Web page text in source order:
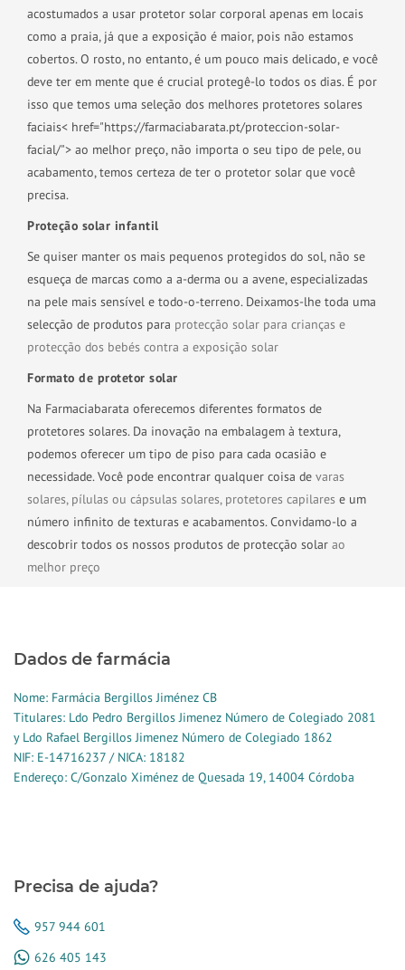
acostumados a usar protetor solar corporal apenas em locais
como a praia, já que a exposição é maior, pois não estamos
cobertos. O rosto, no entanto, é um pouco mais delicado, e você
deve ter em mente que é crucial protegê-lo todos os dias. É por
isso que temos uma seleção dos melhores protetores solares
faciais< href="https://farmaciabarata.pt/proteccion-solar-
facial/"> ao melhor preço, não importa o seu tipo de pele, ou
acabamento, temos certeza de ter o protetor solar que você
precisa.
Proteção solar infantil
Se quiser manter os mais pequenos protegidos do sol, não se
esqueça de marcas como a a-derma ou a avene, especializadas
na pele mais sensível e todo-o-terreno. Deixamos-lhe toda uma
selecção de produtos para protecção solar para crianças e
protecção dos bebés contra a exposição solar
Formato de protetor solar
Na Farmaciabarata oferecemos diferentes formatos de
protetores solares. Da inovação na embalagem à textura,
podemos oferecer um tipo de piso para cada ocasião e
necessidade. Você pode encontrar qualquer coisa de varas
solares, pílulas ou cápsulas solares, protetores capilares e um
número infinito de texturas e acabamentos. Convidamo-lo a
descobrir todos os nossos produtos de protecção solar ao
melhor preço
Dados de farmácia
Nome: Farmácia Bergillos Jiménez CB
Titulares: Ldo Pedro Bergillos Jimenez Número de Colegiado 2081
y Ldo Rafael Bergillos Jimenez Número de Colegiado 1862
NIF: E-14716237 / NICA: 18182
Endereço: C/Gonzalo Ximénez de Quesada 19, 14004 Córdoba
Precisa de ajuda?
957 944 601
626 405 143